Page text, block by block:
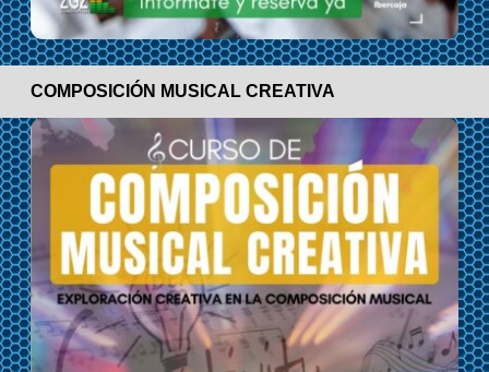
COMPOSICIÓN MUSICAL CREATIVA